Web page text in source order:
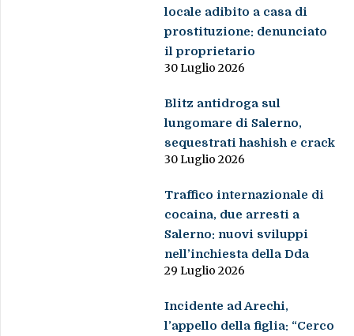
locale adibito a casa di
prostituzione: denunciato
il proprietario
30 Luglio 2026
Blitz antidroga sul
lungomare di Salerno,
sequestrati hashish e crack
30 Luglio 2026
Traffico internazionale di
cocaina, due arresti a
Salerno: nuovi sviluppi
nell’inchiesta della Dda
29 Luglio 2026
Incidente ad Arechi,
l’appello della figlia: “Cerco